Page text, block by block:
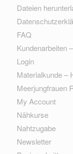
Dateien
FAQ
Kundenarbeiten
Login
Materialkunde –
Meerjungfrauen
My Account
Nähkurse
Nahtzugabe
Newsletter